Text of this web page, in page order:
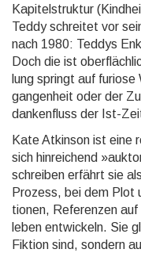
Kapitel­struktur
Teddy schreitet vor
nach 1980: Teddys
Doch die ist
lung springt auf
gangen­heit oder der
danken­fluss der Ist-
Kate Atkinson ist eine
sich hin­rei­chend
schrei­ben erfährt sie
Prozess, bei dem Plot
tionen, Refe­renzen
leben ent­wickeln. Sie
Fiktion sind, sondern